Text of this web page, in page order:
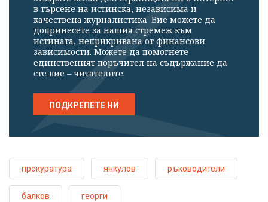
в търсене на истинска, независима и
качествена журналистика. Вие можете да
допринесете за нашия стремеж към
истината, неприкривана от финансови
зависимости. Можете да помогнете
единственият поръчител на съдържание да
сте вие – читателите.
ПОДКРЕПЕТЕ НИ
прокуратура янкулов ръководители
балков георги